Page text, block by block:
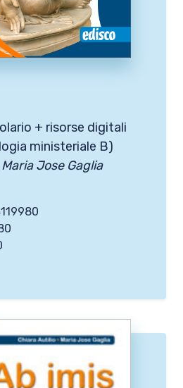
+ risorse digitali
ministeriale B)
Jose Gaglia